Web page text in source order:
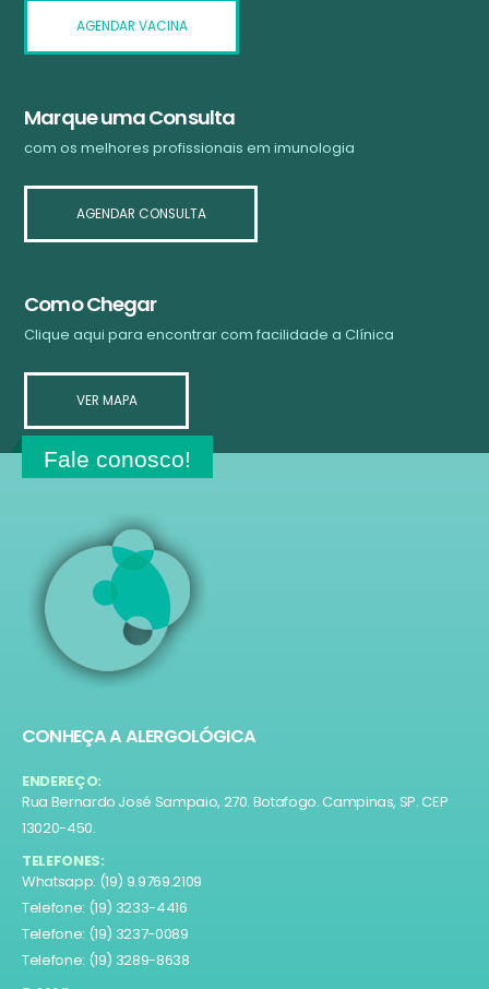
AGENDAR VACINA
Marque uma Consulta
com os melhores profissionais em imunologia
AGENDAR CONSULTA
Como Chegar
Clique aqui para encontrar com facilidade a Clínica
VER MAPA
Fale conosco!
CONHEÇA A ALERGOLÓGICA
ENDEREÇO:
Rua Bernardo José Sampaio, 270. Botafogo. Campinas, SP. CEP
13020-450.
TELEFONES:
Whatsapp: (19) 9.9769.2109
Telefone: (19) 3233-4416
Telefone: (19) 3237-0089
Telefone: (19) 3289-8638